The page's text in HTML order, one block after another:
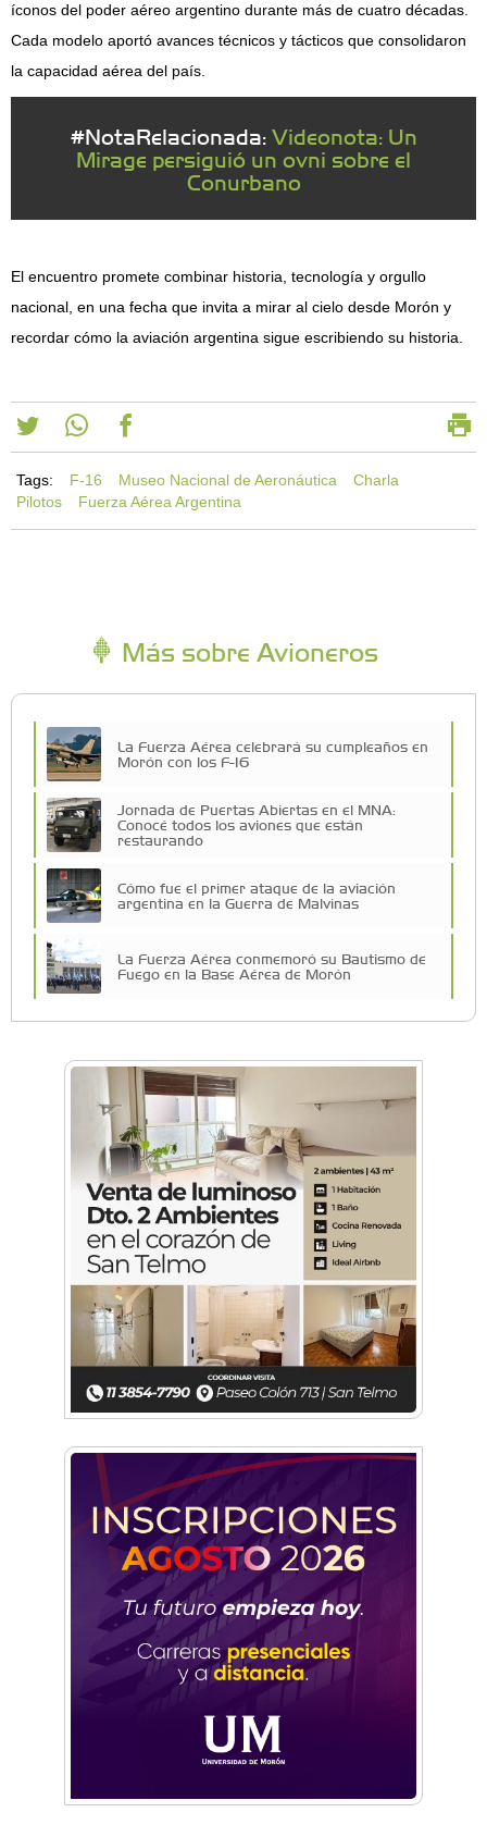
íconos del poder aéreo argentino durante más de cuatro décadas.
Cada modelo aportó avances técnicos y tácticos que consolidaron
la capacidad aérea del país.
#NotaRelacionada: Videonota: Un
Mirage persiguió un ovni sobre el
Conurbano
El encuentro promete combinar historia, tecnología y orgullo
nacional, en una fecha que invita a mirar al cielo desde Morón y
recordar cómo la aviación argentina sigue escribiendo su historia.
Tags: F-16 Museo Nacional de Aeronáutica
Charla
Pilotos
Fuerza Aérea Argentina
Más sobre Avioneros
La Fuerza Aérea celebrará su cumpleaños en
Morón con los F-16
Jornada de Puertas Abiertas en el MNA:
Conocé todos los aviones que están
restaurando
Cómo fue el primer ataque de la aviación
argentina en la Guerra de Malvinas
La Fuerza Aérea conmemoró su Bautismo de
Fuego en la Base Aérea de Morón
El Museo Nacional de Aeronáutica recordó la
Guerra de Malvinas con una visita guiada
especial
Morón: Conocé los aviones que combatieron
en la Guerra de Malvinas
Cielos Abiertos: Morón fue sede del evento que
impulsa la inclusión de la mujer en la aviación
Festival aéreo: El cielo de General Rodríguez se
llenó de aviones
Festival aéreo: llega la Convención en Vuelo de
aviones experimentales
Hangar Zero: Conocé el primer museo
aeronáutico privado del país
Conocé a la Escuadrilla Histórica que opera
desde la Base de Morón